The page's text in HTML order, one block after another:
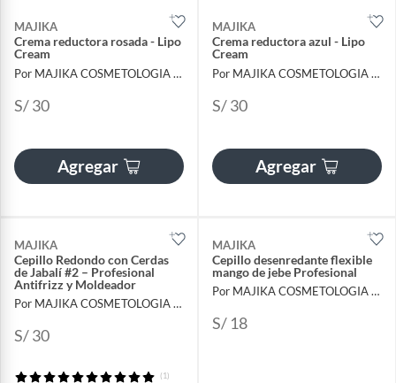
MAJIKA
Crema reductora rosada - Lipo
Cream
Por MAJIKA COSMETOLOGIA INTERNACIONAL
S/ 30
Agregar
MAJIKA
Crema reductora azul - Lipo
Cream
Por MAJIKA COSMETOLOGIA INTERNACIONAL
S/ 30
Agregar
MAJIKA
Cepillo Redondo con Cerdas
de Jabalí #2 – Profesional
Antifrizz y Moldeador
Por MAJIKA COSMETOLOGIA INTERNACIONAL
S/ 30
(1)
MAJIKA
Cepillo desenredante flexible
mango de jebe Profesional
Por MAJIKA COSMETOLOGIA INTERNACIONAL
S/ 18